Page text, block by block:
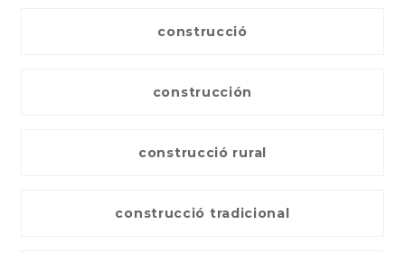
construcció
construcción
construcció rural
construcció tradicional